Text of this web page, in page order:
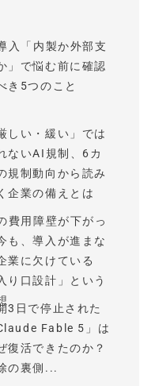
入「内製か外部支
」で悩む前に確認
き5つのこと
しい・緩い」では
ないAI規制、6カ
規制動向から読み
企業の備えとは
費用障壁が下がっ
も、導入が進まな
業に欠けている
り口設計」という
3日で停止された
Fable 5」は
復活できたのか？
の裏側...